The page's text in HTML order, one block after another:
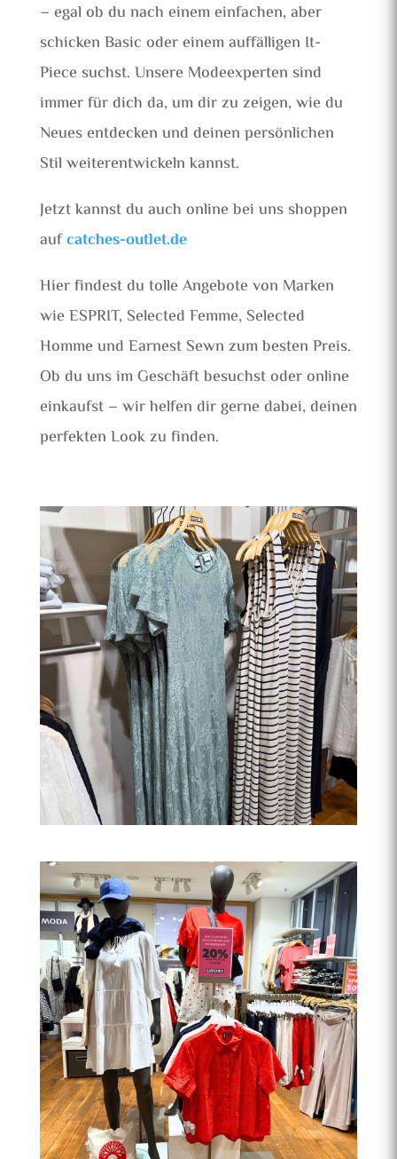
– egal ob du nach einem einfachen, aber
schicken Basic oder einem auffälligen It-
Piece suchst. Unsere Modeexperten sind
immer für dich da, um dir zu zeigen, wie du
Neues entdecken und deinen persönlichen
Stil weiterentwickeln kannst.
Jetzt kannst du auch online bei uns shoppen
aufcatches-outlet.de
Hier findest du tolle Angebote von Marken
wie ESPRIT, Selected Femme, Selected
Homme und Earnest Sewn zum besten Preis.
Ob du uns im Geschäft besuchst oder online
einkaufst – wir helfen dir gerne dabei, deinen
perfekten Look zu finden.